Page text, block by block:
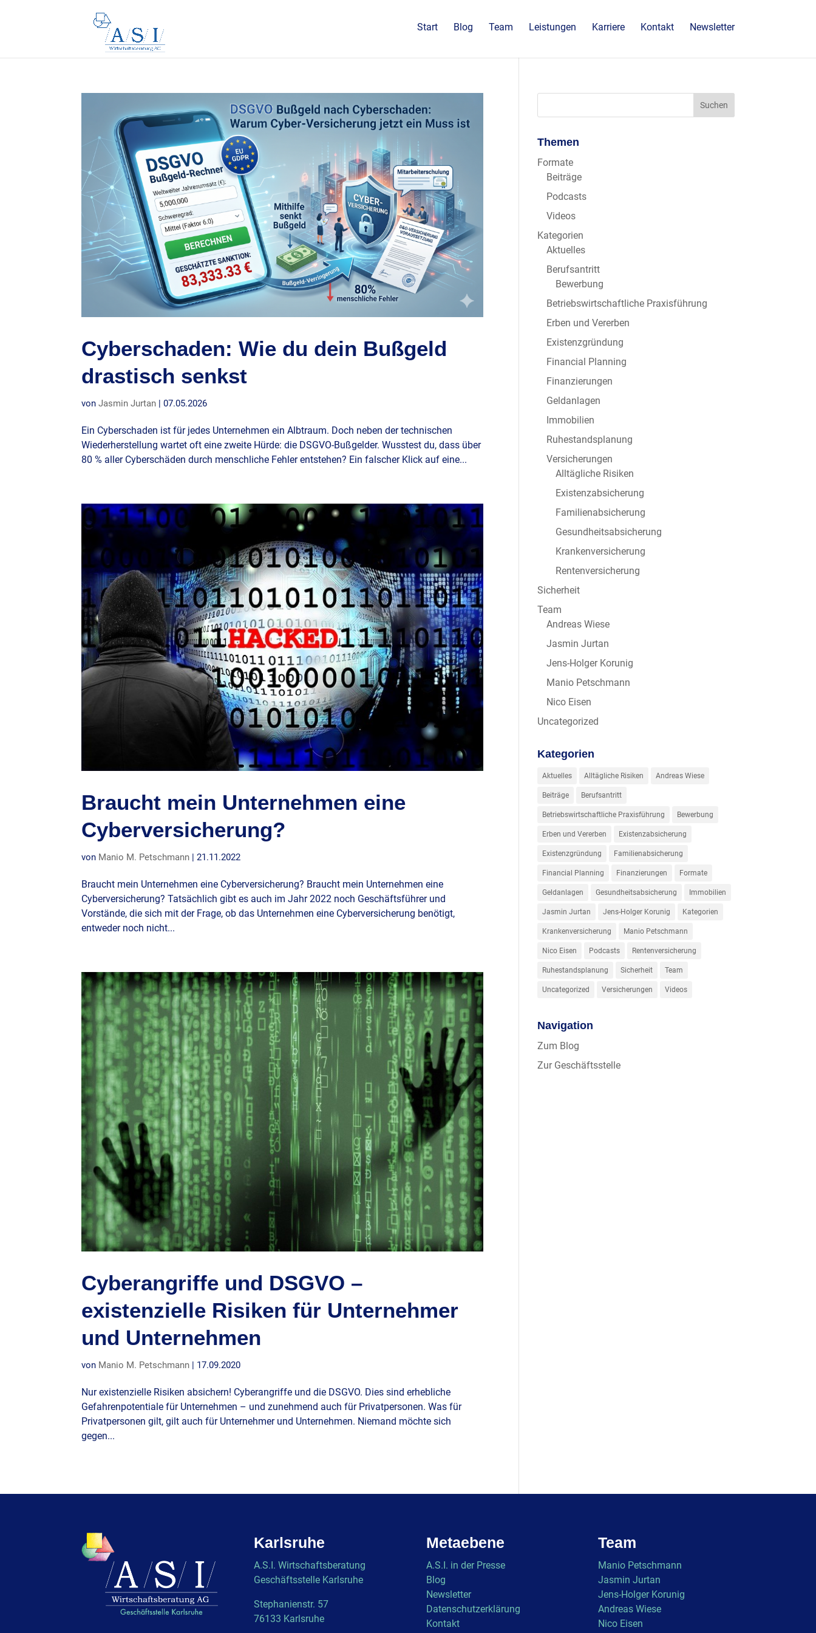
Start Blog Team Leistungen Karriere Kontakt Newsletter
Cyberschaden: Wie du dein Bußgeld
drastisch senkst
vonJasmin Jurtan |07.05.2026
Ein Cyberschaden ist für jedes Unternehmen ein Albtraum. Doch neben der technischen
Wiederherstellung wartet oft eine zweite Hürde: die DSGVO-Bußgelder. Wusstest du, dass über
80 % aller Cyberschäden durch menschliche Fehler entstehen? Ein falscher Klick auf eine...
Braucht mein Unternehmen eine
Cyberversicherung?
von Manio M. Petschmann |21.11.2022
Braucht mein Unternehmen eine Cyberversicherung? Braucht mein Unternehmen eine
Cyberversicherung? Tatsächlich gibt es auch im Jahr 2022 noch Geschäftsführer und
Vorstände, die sich mit der Frage, ob das Unternehmen eine Cyberversicherung benötigt,
entweder noch nicht...
Cyberangriffe und DSGVO –
existenzielle Risiken für Unternehmer
und Unternehmen
von Manio M. Petschmann | 17.09.2020
Nur existenzielle Risiken absichern! Cyberangriffe und die DSGVO. Dies sind erhebliche
Gefahrenpotentiale für Unternehmen – und zunehmend auch für Privatpersonen. Was für
Privatpersonen gilt, gilt auch für Unternehmer und Unternehmen. Niemand möchte sich
gegen...
Themen
Formate
Beiträge
Podcasts
Videos
Kategorien
Aktuelles
Berufsantritt
Bewerbung
Betriebswirtschaftliche Praxisführung
Erben und Vererben
Existenzgründung
Financial Planning
Finanzierungen
Geldanlagen
Immobilien
Ruhestandsplanung
Versicherungen
Alltägliche Risiken
Existenzabsicherung
Familienabsicherung
Gesundheitsabsicherung
Krankenversicherung
Rentenversicherung
Sicherheit
Team
Andreas Wiese
Jasmin Jurtan
Jens-Holger Korunig
Manio Petschmann
Nico Eisen
Uncategorized
Kategorien
Aktuelles Alltägliche Risiken Andreas Wiese
Beiträge Berufsantritt
Betriebswirtschaftliche Praxisführung Bewerbung
Erben und Vererben Existenzabsicherung
Existenzgründung Familienabsicherung
Financial Planning Finanzierungen Formate
Geldanlagen Gesundheitsabsicherung Immobilien
Jasmin Jurtan Jens-Holger Korunig Kategorien
Krankenversicherung Manio Petschmann
Nico Eisen Podcasts Rentenversicherung
Ruhestandsplanung Sicherheit Team
Uncategorized Versicherungen Videos
Navigation
Zum Blog
Zur Geschäftsstelle
Karlsruhe
A.S.I. Wirtschaftsberatung
Geschäftsstelle Karlsruhe
Stephanienstr. 57
76133 Karlsruhe
Metaebene
A.S.I. in der Presse
Blog
Newsletter
Datenschutzerklärung
Kontakt
Team
Manio Petschmann
Jasmin Jurtan
Jens-Holger Korunig
Andreas Wiese
Nico Eisen